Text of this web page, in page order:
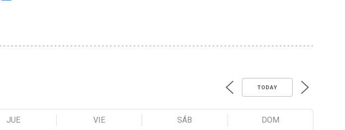
TODAY
JUE VIE SÁB DOM